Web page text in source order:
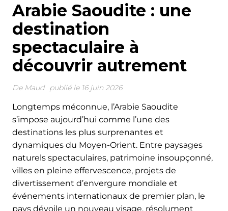
Arabie Saoudite : une
destination
spectaculaire à
découvrir autrement
De Maud publié le 16 juin 2026
Longtemps méconnue, l’Arabie Saoudite
s’impose aujourd’hui comme l’une des
destinations les plus surprenantes et
dynamiques du Moyen-Orient. Entre paysages
naturels spectaculaires, patrimoine insoupçonné,
villes en pleine effervescence, projets de
divertissement d’envergure mondiale et
événements internationaux de premier plan, le
pays dévoile un nouveau visage, résolument